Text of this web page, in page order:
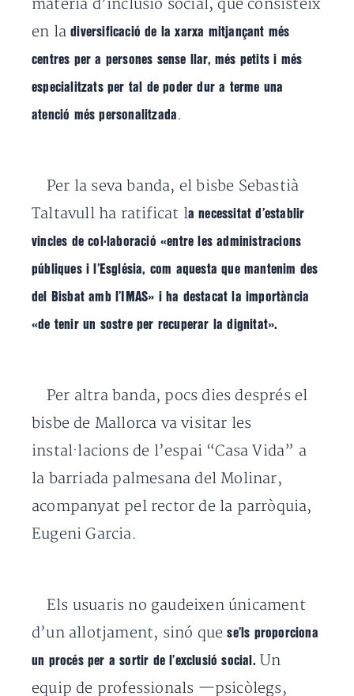
matèria d’inclusió social, que consisteix
en ladiversificació de la xarxa mitjançant més
centres per a persones sense llar, més petits i més
especialitzats per tal de poder dur a terme una
atenció més personalitzada .
Per la seva banda, el bisbe Sebastià
Taltavull ha ratificat la necessitat d’establir
vincles de col·laboració «entre les administracions
públiques i l’Església, com aquesta que mantenim des
del Bisbat amb l’IMAS» i ha destacat la importància
«de tenir un sostre per recuperar la dignitat».
Per altra banda, pocs dies desprésel
bisbe de Mallorca va visitar les
instal·lacions de l’espai “Casa Vida” a
la barriada palmesana del Molinar,
acompanyat pel rector de la parròquia,
Eugeni Garcia.
Els usuaris no gaudeixen únicament
d’un allotjament, sinó quese’ls proporciona
un procés per a sortir de l’exclusió social. Un
equip de professionals —psicòlegs,